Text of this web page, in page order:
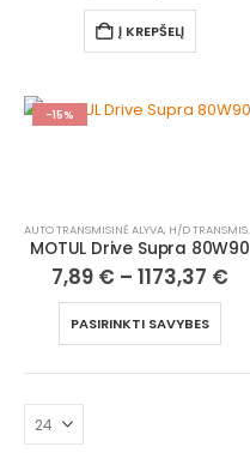
Į KREPŠELĮ
-15%
AUTO TRANSMISINĖ ALYVA, H/D TRANSMISINĖ ALYVA
MOTUL Drive Supra 80W90
7,89 € – 1173,37 €
PASIRINKTI SAVYBES